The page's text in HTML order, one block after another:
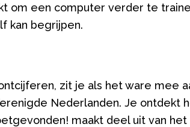
om een computer verder te
kan begrijpen.
zit je als het ware mee
Nederlanden. Je ontdekt
maakt deel uit van het